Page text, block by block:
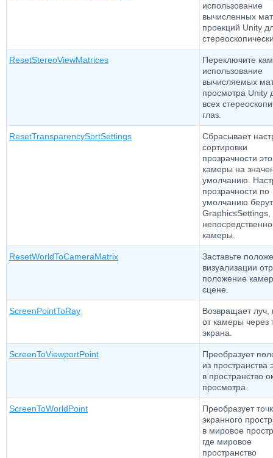
использование
вычисленных
проекций Unity
ResetStereoViewMatrices
Переключите
использование
вычисляемых
просмотра Unity
всех
глаз.
ResetTransparencySortSettings
Сбрасывает
сортировки
прозрачности
камеры на
умолчанию.
прозрачности по
умолчанию
GraphicsSettings,
камеры.
ResetWorldToCameraMatrix
Заставьте
визуализации
положение
сцене.
ScreenPointToRay
Возвращает
от камеры через
экрана.
ScreenToViewportPoint
Преобразует
из пространства
в пространство
просмотра.
ScreenToWorldPoint
Преобразует
экранного
в мировое
где мировое
пространство